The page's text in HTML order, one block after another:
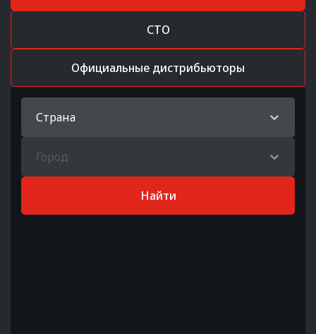
СТО
Официальные дистрибьюторы
Страна
Город
Найти